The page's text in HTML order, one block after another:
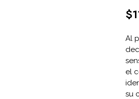
$
Al
el
su